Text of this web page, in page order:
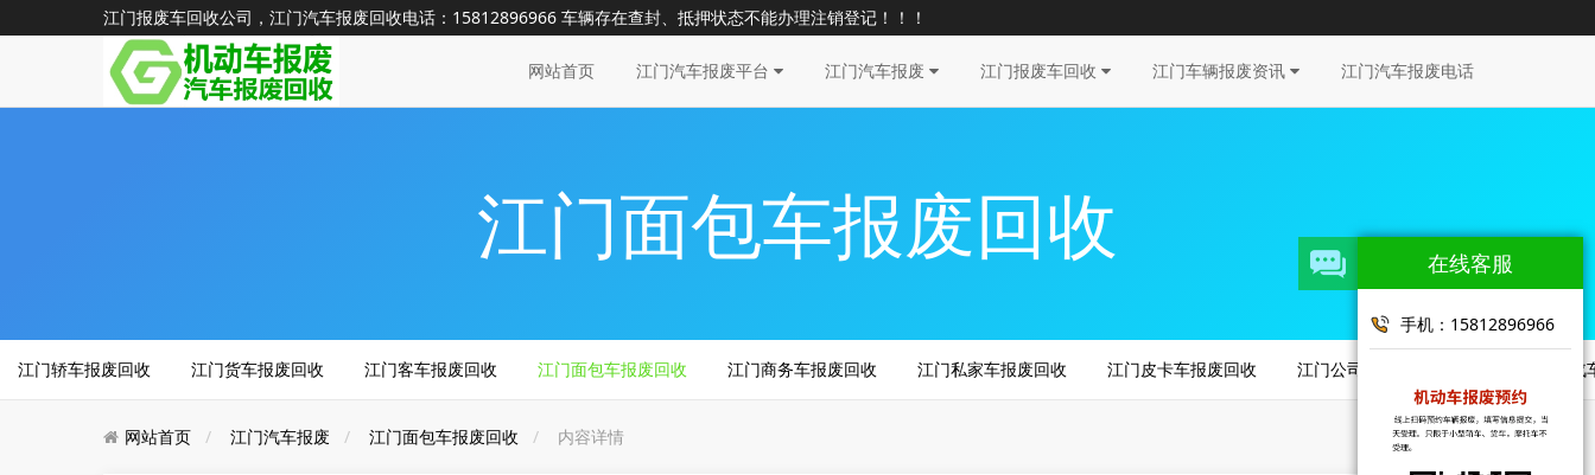
江门报废车回收公司，江门汽车报废回收电话：15812896966 车辆存在查封、抵押状态不能办理注销登记！！！
网站首页 江门汽车报废平台 江门汽车报废 江门报废车回收 江门车辆报废资讯 江门汽车报废电话
江门面包车报废回收
江门轿车报废回收 江门货车报废回收 江门客车报废回收 江门面包车报废回收 江门商务车报废回收 江门私家车报废回收 江门皮卡车报废回收 江门公司车报废回收 江门新能源
网站首页 江门汽车报废 江门面包车报废回收 内容详情
在线客服
手机：15812896966